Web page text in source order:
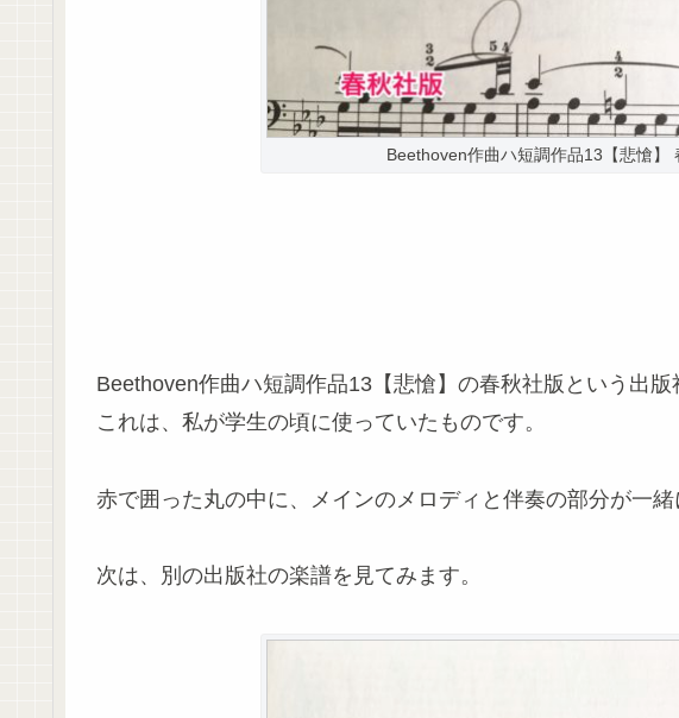
Beethoven作曲ハ短調作品13【悲愴】
Beethoven作曲ハ短調作品13【悲愴】の春秋社版という出版
これは、私が学生の頃に使っていたものです。
赤で囲った丸の中に、メインのメロディと伴奏の部分が一緒
次は、別の出版社の楽譜を見てみます。